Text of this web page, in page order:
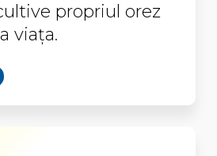
propriul orez
viaţa.